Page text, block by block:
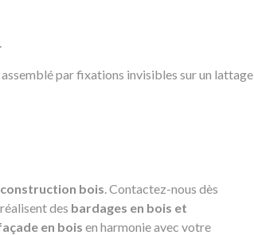
par fixations invisibles sur un lattage
construction bois. Contactez-nous dès
des bardages en bois et
en bois en harmonie avec votre